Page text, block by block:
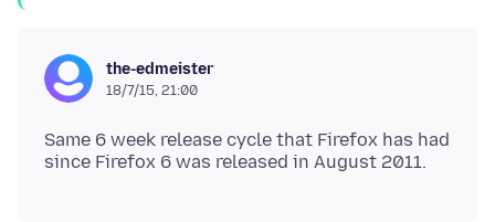
the-edmeister
18/7/15, 21:00
Same 6 week release cycle that Firefox has had